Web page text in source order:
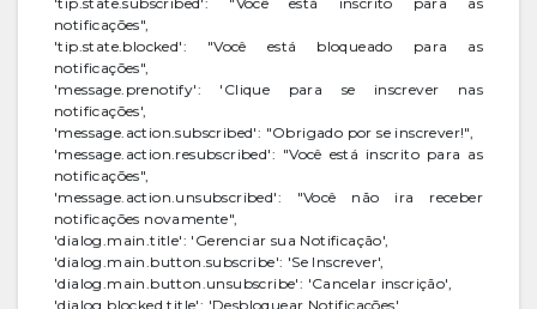
notificações",
'tip.state.blocked': "Você está bloqueado para as
notificações",
'message.prenotify': 'Clique para se inscrever nas
notificações',
'message.action.subscribed': "Obrigado por se inscrever!",
'message.action.resubscribed': "Você está inscrito para as
notificações",
'message.action.unsubscribed': "Você não ira receber
notificações novamente",
'dialog.main.title': 'Gerenciar sua Notificação',
'dialog.main.button.subscribe': 'Se Inscrever',
'dialog.main.button.unsubscribe': 'Cancelar inscrição',
'dialog.blocked.title': 'Desbloquear Notificações',